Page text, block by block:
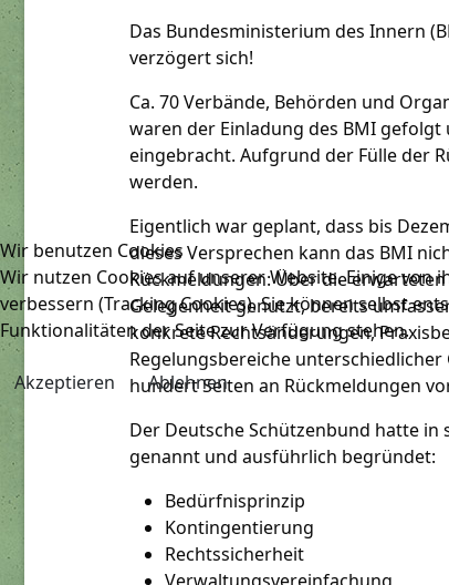
Das Bundesministerium des Innern
verzögert sich!
Ca. 70 Verbände, Behörden und
waren der Einladung des BMI
eingebracht. Aufgrund der Fülle der
werden.
Eigentlich war geplant, dass bis
dieses Versprechen kann das BMI
Rückmeldungen: Über die
Gelegenheit genutzt, bereits
konkrete Rechtsänderungen,
Regelungsbereiche
hundert Seiten an Rückmeldungen
Der Deutsche Schützenbund hatte in
genannt und ausführlich begründet:
Bedürfnisprinzip
Kontingentierung
Rechtssicherheit
Wir benutzen Cookies
Wir nutzen Cookies auf unserer Website. Einige
verbessern (Tracking Cookies). Sie können selbst
Funktionalitäten der Seite zur Verfügung stehen.
Akzeptieren
Ablehnen